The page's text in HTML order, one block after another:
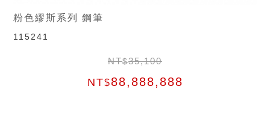
粉色繆斯系列 鋼筆
115241
NT$35,100
NT$88,888,888